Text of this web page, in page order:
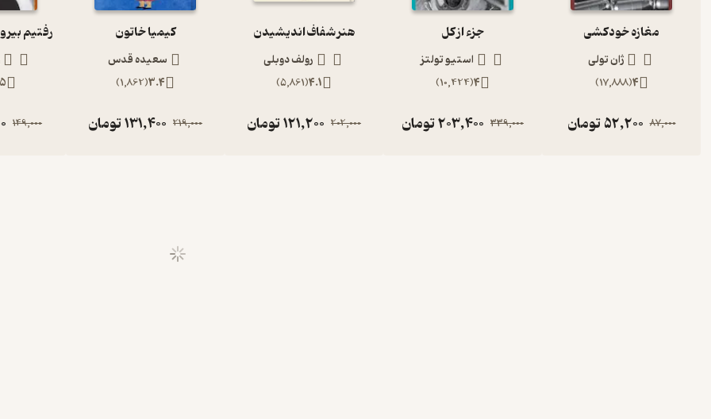
مغازه خودکشی
ژان تولی
4
(
17,888
)
87,000
52,200تومان
جزء از کل
استیو تولتز
4
(
10,424
)
339,000
203,400تومان
هنر شفاف اندیشیدن
رولف دوبلی
4.1
(
5,861
)
202,000
121,200تومان
کیمیا خاتون
سعیده قدس
3.4
(
1,862
)
219,000
131,400تومان 149,000